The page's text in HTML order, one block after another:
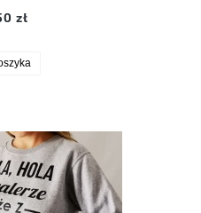
zł